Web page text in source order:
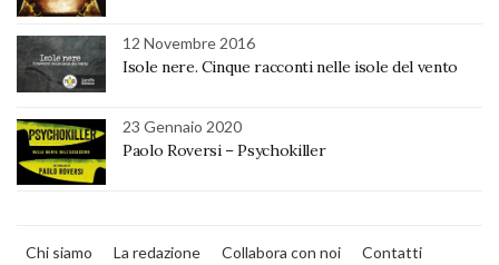
12 Novembre 2016
Isole nere. Cinque racconti nelle isole del vento
23 Gennaio 2020
Paolo Roversi – Psychokiller
Chi siamo La redazione Collabora con noi Contatti